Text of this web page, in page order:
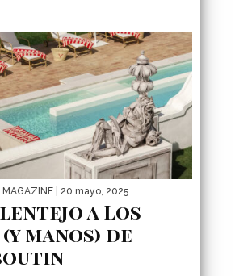
MAGAZINE | 20 mayo, 2025
a Los
manos) de